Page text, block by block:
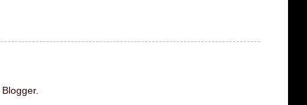
Blogger.